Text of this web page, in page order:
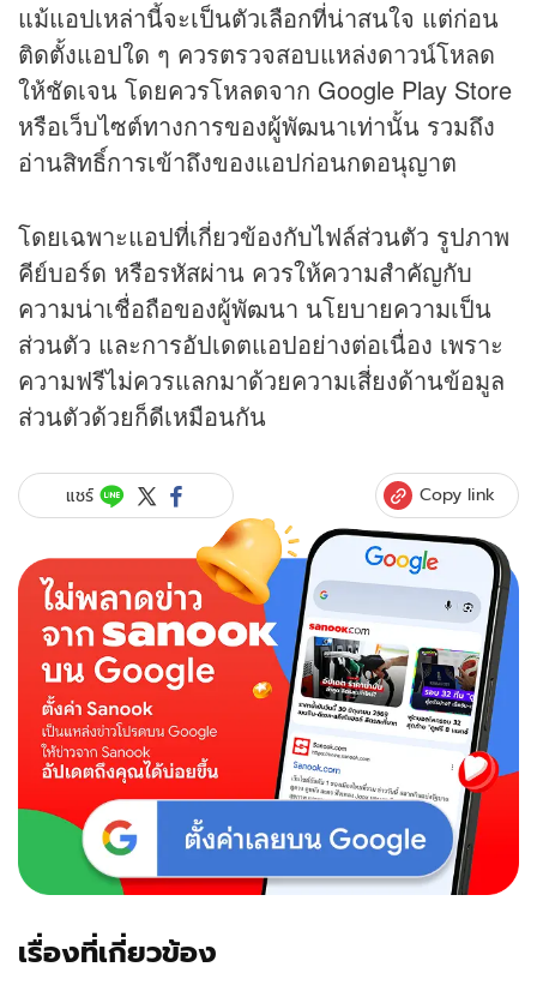
แม้แอปเหล่านี้จะเป็นตัวเลือกที่น่าสนใจ แต่ก่อน
ติดตั้งแอปใด ๆ ควรตรวจสอบแหล่งดาวน์โหลด
ให้ชัดเจน โดยควรโหลดจาก Google Play Store
หรือเว็บไซต์ทางการของผู้พัฒนาเท่านั้น รวมถึง
อ่านสิทธิ์การเข้าถึงของแอปก่อนกดอนุญาต
โดยเฉพาะแอปที่เกี่ยวข้องกับไฟล์ส่วนตัว รูปภาพ
คีย์บอร์ด หรือรหัสผ่าน ควรให้ความสำคัญกับ
ความน่าเชื่อถือของผู้พัฒนา นโยบายความเป็น
ส่วนตัว และการอัปเดตแอปอย่างต่อเนื่อง เพราะ
ความฟรีไม่ควรแลกมาด้วยความเสี่ยงด้านข้อมูล
ส่วนตัวด้วยก็ดีเหมือนกัน
แชร์ Copy link
เรื่องที่เกี่ยวข้อง